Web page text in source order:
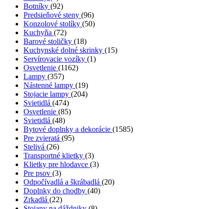
Botníky (92)
Predsieňové steny (96)
Konzolové stolíky (50)
Kuchyňa (72)
Barové stoličky (18)
Kuchynské dolné skrinky (15)
Servírovacie vozíky (1)
Osvetlenie (1162)
Lampy (357)
Nástenné lampy (19)
Stojacie lampy (204)
Svietidlá (474)
Osvetlenie (85)
Svietidlá (48)
Bytové doplnky a dekorácie (1585)
Pre zvieratá (95)
Stelivá (26)
Transportné klietky (3)
Klietky pre hlodavce (3)
Pre psov (3)
Odpočívadlá a škrábadlá (20)
Doplnky do chodby (40)
Zrkadlá (22)